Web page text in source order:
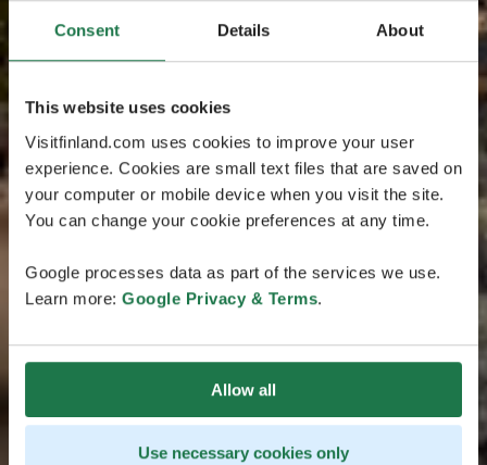
Consent Details About
This website uses cookies
Visitfinland.com uses cookies to improve your user
experience. Cookies are small text files that are saved on
your computer or mobile device when you visit the site.
You can change your cookie preferences at any time.
Google processes data as part of the services we use.
Learn more: Google Privacy & Terms.
Allow all
Use necessary cookies only